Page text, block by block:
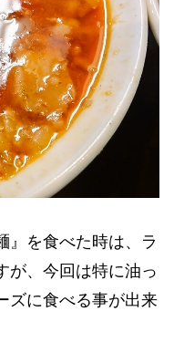
を食べた時は、ラ
が、今回は特に油っ
ズに食べる事が出来